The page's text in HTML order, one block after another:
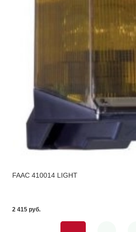
FAAC 410014 LIGHT
2 415 pуб.